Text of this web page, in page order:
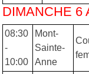
DIMANCHE 6
08:30
-
10:00
Mont-
Sainte-
Anne